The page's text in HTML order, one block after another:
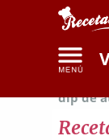
dip de